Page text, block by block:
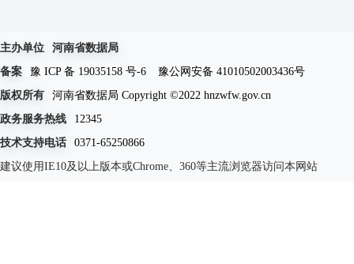
主办单位
河南省数据局
备案
豫 ICP 备 19035158 号-6
豫公网安备 41010502003436号
版权所有
河南省数据局 Copyright ©2022 hnzwfw.gov.cn
政务服务热线
12345
技术支持电话
0371-65250866
建议使用IE10及以上版本或Chrome、360等主流浏览器访问本网站